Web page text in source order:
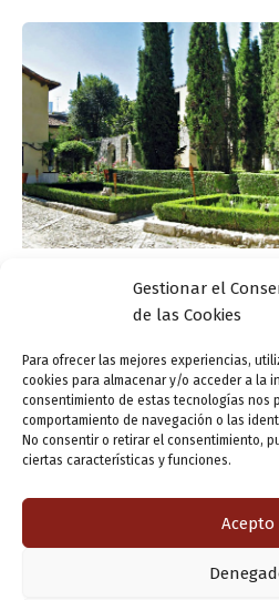
Gestionar el
de las Cookies
Para ofrecer las mejores experiencias,
cookies para almacenar y/o acceder a la
consentimiento de estas tecnologías nos
comportamiento de navegación o las
No consentir o retirar el consentimiento,
ciertas características y funciones.
Acepto
Programación de la
2017
ensutinta/30 mayo, 2017
Además de las propuestas
la celebración del bicentenario
junio su calendario habitual